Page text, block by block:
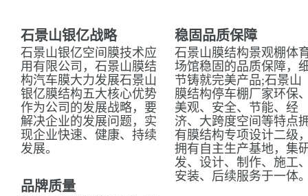
石景山银亿战略
石景山银亿空间膜技术应
用有限公司，石景山膜结
构汽车膜大力发展石景山
银亿膜结构五大核心优势
作为公司的发展战略，要
解决企业的发展问题，实
现企业快速、健康、持续
发展。
品牌质量
稳固品质保障
石景山膜结构景观棚体
场馆稳固的品质保障，
节铸就完美产品;石景山
膜结构停车棚厂家环保
美观、安全、节能、经
济、大跨度空间等特点
有膜结构专项设计二级
拥有自主生产基地，集
发、设计、制作、施工
安装、后续服务于一体